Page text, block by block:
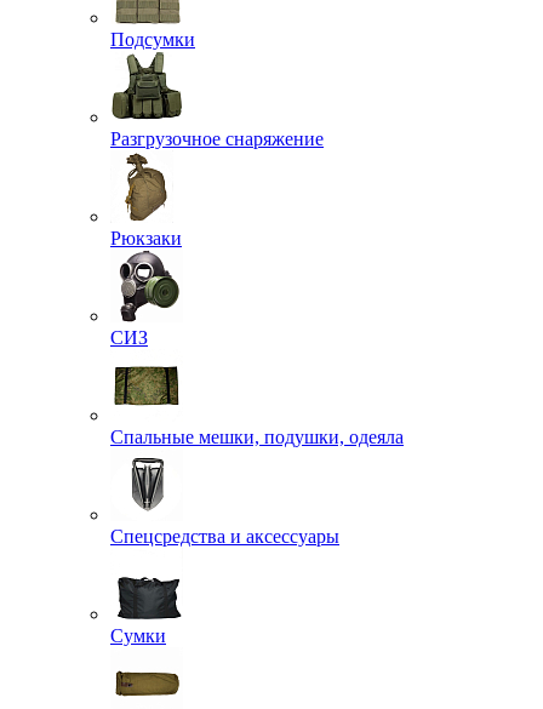
Подсумки
Разгрузочное снаряжение
Рюкзаки
СИЗ
Спальные мешки, подушки, одеяла
Спецсредства и аксессуары
Сумки